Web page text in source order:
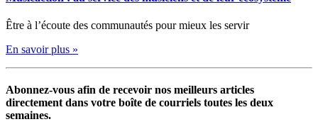
Être à l’écoute des communautés pour mieux les servir
En savoir plus »
Abonnez-vous afin de recevoir nos meilleurs articles
directement dans votre boîte de courriels toutes les deux
semaines.